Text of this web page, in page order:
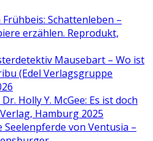
Schattenleben –
erzählen. Reprodukt,
Mausebart – Wo ist
(Edel Verlagsgruppe
Holly Y. McGee: Es ist doch
Hamburg 2025
Seelenpferde von Ventusia –